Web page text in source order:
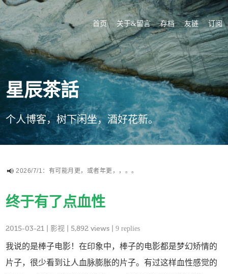
首页 关于&留言 存档 友链 订阅
星辰茶話
个人博客，树下闲坐，酒好花新。
2026/7/1：有可能月更，或者年更，，。。
终于有了点血性
2015-03-21 影视 | 5,892 views |9 replies
我说的是棒子电影！在印象中，棒子的电影都是梦幻矫情的
片子，很少看到让人血脉膨胀的片子。有过这样血性感觉的